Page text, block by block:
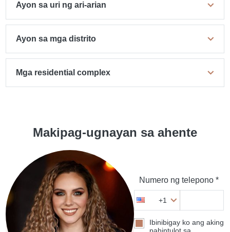
Ayon sa uri ng ari-arian
Ayon sa mga distrito
Mga residential complex
Makipag-ugnayan sa ahente
Numero ng telepono *
+1
Ibinibigay ko ang aking
pahintulot sa